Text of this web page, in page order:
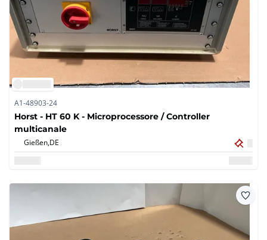
A1-48903-24
Horst - HT 60 K - Microprocessore / Controller
multicanale
Gießen,DE